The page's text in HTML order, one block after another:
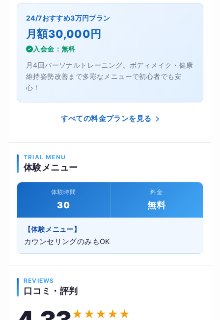
24/7おすすめ3万円プラン
月額30,000円
入会金：無料
月4回パーソナルトレーニング。ボディメイク・健康
維持姿勢改善まで多彩なメニューで初心者でも安
心！
すべての料金プランを見る
TRIAL MENU
体験メニュー
体験時間
30
料金
無料
【体験メニュー】
カウンセリングのみもOK
REVIEWS
口コミ・評判
★★★★★